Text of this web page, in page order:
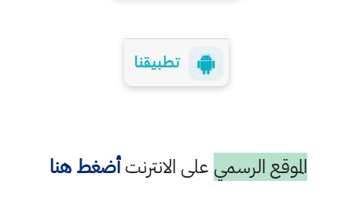
الموقع الرسمي على الانترنتأضغط هنا